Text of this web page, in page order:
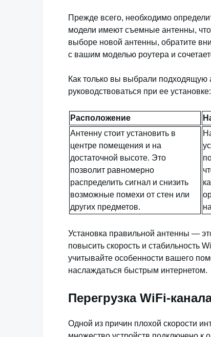
Прежде всего, необходимо
модели имеют съемные антенны, что
выборе новой антенны, обратите
с вашим моделью роутера и
Как только вы выбрали подходящую
руководствоваться при ее установке:
Расположение
Антенну стоит установить в
центре помещения и на
достаточной высоте. Это
позволит равномерно
распределить сигнал и снизить
возможные помехи от стен или
других предметов.
Установка правильной антенны —
повысить скорость и стабильность
учитывайте особенности вашего
наслаждаться быстрым интернетом.
Перегрузка WiFi-
Одной из причин плохой скорости